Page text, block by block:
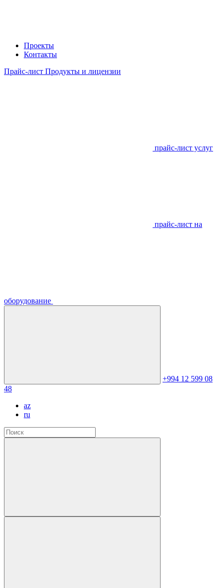
Проекты
Контакты
Прайс-лист Продукты и лицензии
прайс-лист услуг
прайс-лист на
оборудование
+994 12 599 08
48
az
ru